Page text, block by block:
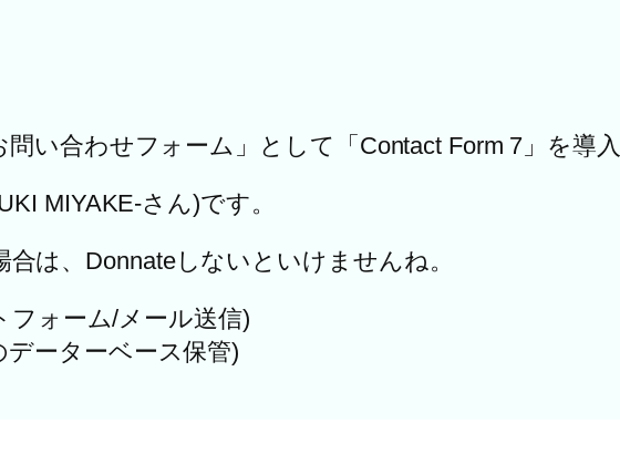
い合わせフォーム」として「Contact Form 7」を導入
MIYAKE-さん)です。
は、Donnateしないといけませんね。
フォーム/メール送信)
データーベース保管)